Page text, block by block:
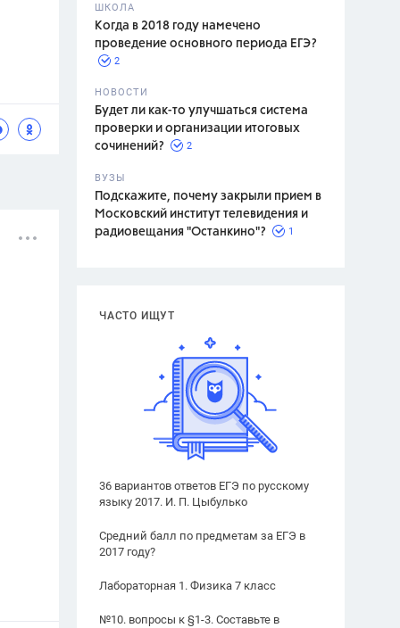
ШКОЛА
Когда в 2018 году намечено
проведение основного периода ЕГЭ?
2
НОВОСТИ
Будет ли как-то улучшаться система
проверки и организации итоговых
сочинений?
2
ВУЗЫ
Подскажите, почему закрыли прием в
Московский институт телевидения и
радиовещания "Останкино"?
1
ЧАСТО ИЩУТ
36 вариантов ответов ЕГЭ по русскому
языку 2017. И. П. Цыбулько
Средний балл по предметам за ЕГЭ в
2017 году?
Лабораторная 1. Физика 7 класс
№10. вопросы к §1-3. Составьте в